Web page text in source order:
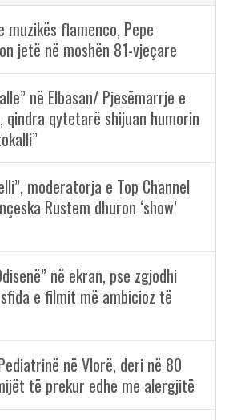
muzikës flamenco, Pepe
jetë në moshën 81-vjeçare
në Elbasan/ Pjesëmarrje e
qindra qytetarë shijuan humorin
moderatorja e Top Channel
Rustem dhuron ‘show’
në ekran, pse zgjodhi
e filmit më ambicioz të
në Vlorë, deri në 80
të prekur edhe me alergjitë